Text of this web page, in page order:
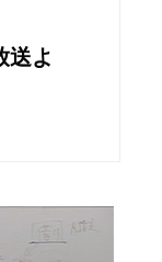
送よ